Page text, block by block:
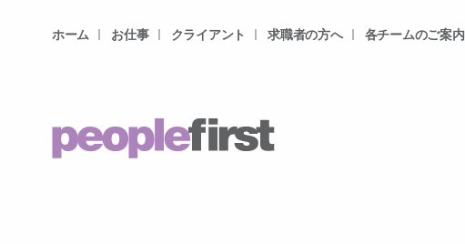
ホーム お仕事 クライアント 求職者の方へ 各チームのご案内